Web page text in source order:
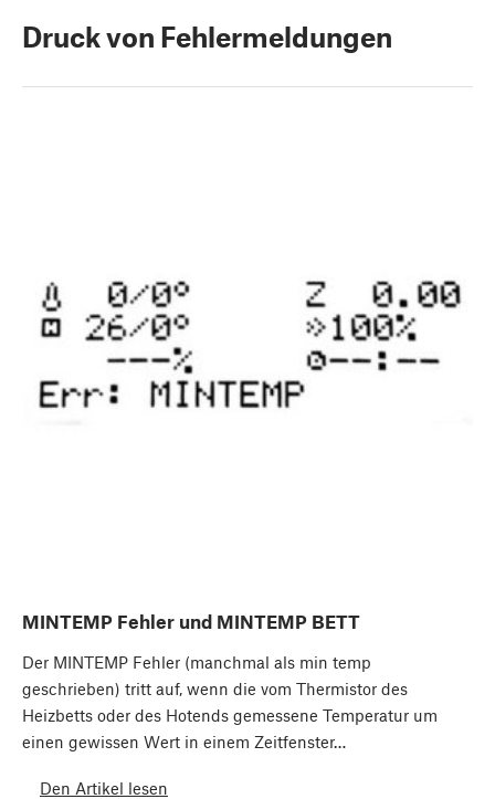
Druck von Fehlermeldungen
MINTEMP Fehler und MINTEMP BETT
Der MINTEMP Fehler (manchmal als min temp
geschrieben) tritt auf, wenn die vom Thermistor des
Heizbetts oder des Hotends gemessene Temperatur um
einen gewissen Wert in einem Zeitfenster…
Den Artikel lesen